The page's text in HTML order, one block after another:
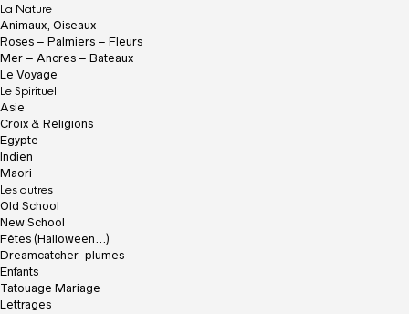
La Nature
Animaux, Oiseaux
Roses – Palmiers – Fleurs
Mer – Ancres – Bateaux
Le Voyage
Le Spirituel
Asie
Croix & Religions
Egypte
Indien
Maori
Les autres
Old School
New School
Fêtes (Halloween…)
Dreamcatcher-plumes
Enfants
Tatouage Mariage
Lettrages